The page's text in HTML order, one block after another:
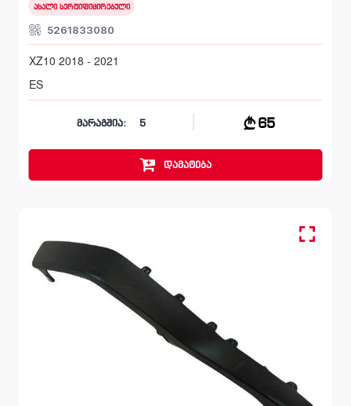
ახალი სერტიფიცირებული
5261833080
XZ10 2018 - 2021
ES
მარაგშია: 5 65
დამატება